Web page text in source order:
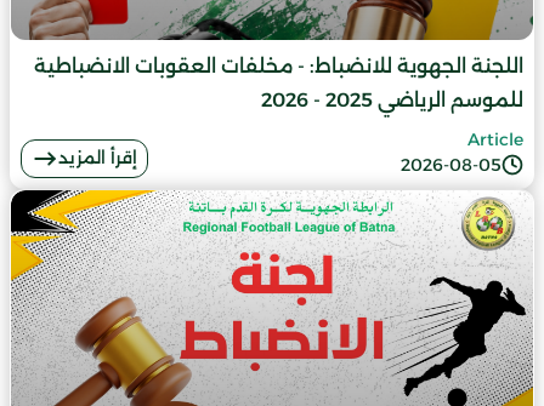
اللجنة الجهوية للانضباط: - مخلفات العقوبات الانضباطية
للموسم الرياضي 2025 - 2026
2026-08-05
Article
إقرأ المزيد